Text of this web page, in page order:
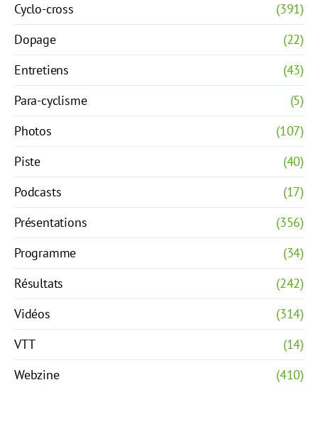
Cyclo-cross
(391)
Dopage
(22)
Entretiens
(43)
Para-cyclisme
(5)
Photos
(107)
Piste
(40)
Podcasts
(17)
Présentations
(356)
Programme
(34)
Résultats
(242)
Vidéos
(314)
VTT
(14)
Webzine
(410)